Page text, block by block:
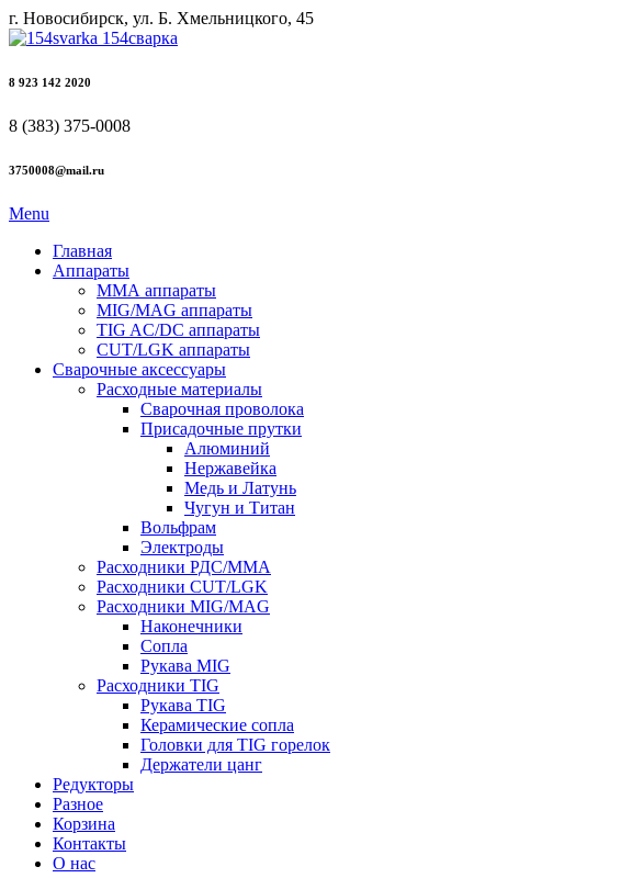
г. Новосибирск, ул. Б. Хмельницкого, 45
8 923 142 2020
8 (383) 375-0008
3750008@mail.ru
Menu
Главная
Аппараты
ММА аппараты
MIG/MAG аппараты
TIG AC/DC аппараты
CUT/LGK аппараты
Сварочные аксессуары
Расходные материалы
Сварочная проволока
Присадочные прутки
Алюминий
Нержавейка
Медь и Латунь
Чугун и Титан
Вольфрам
Электроды
Расходники РДС/MMA
Расходники CUT/LGK
Расходники MIG/MAG
Наконечники
Сопла
Рукава MIG
Расходники TIG
Рукава TIG
Керамические сопла
Головки для TIG горелок
Держатели цанг
Редукторы
Разное
Корзина
Контакты
О нас